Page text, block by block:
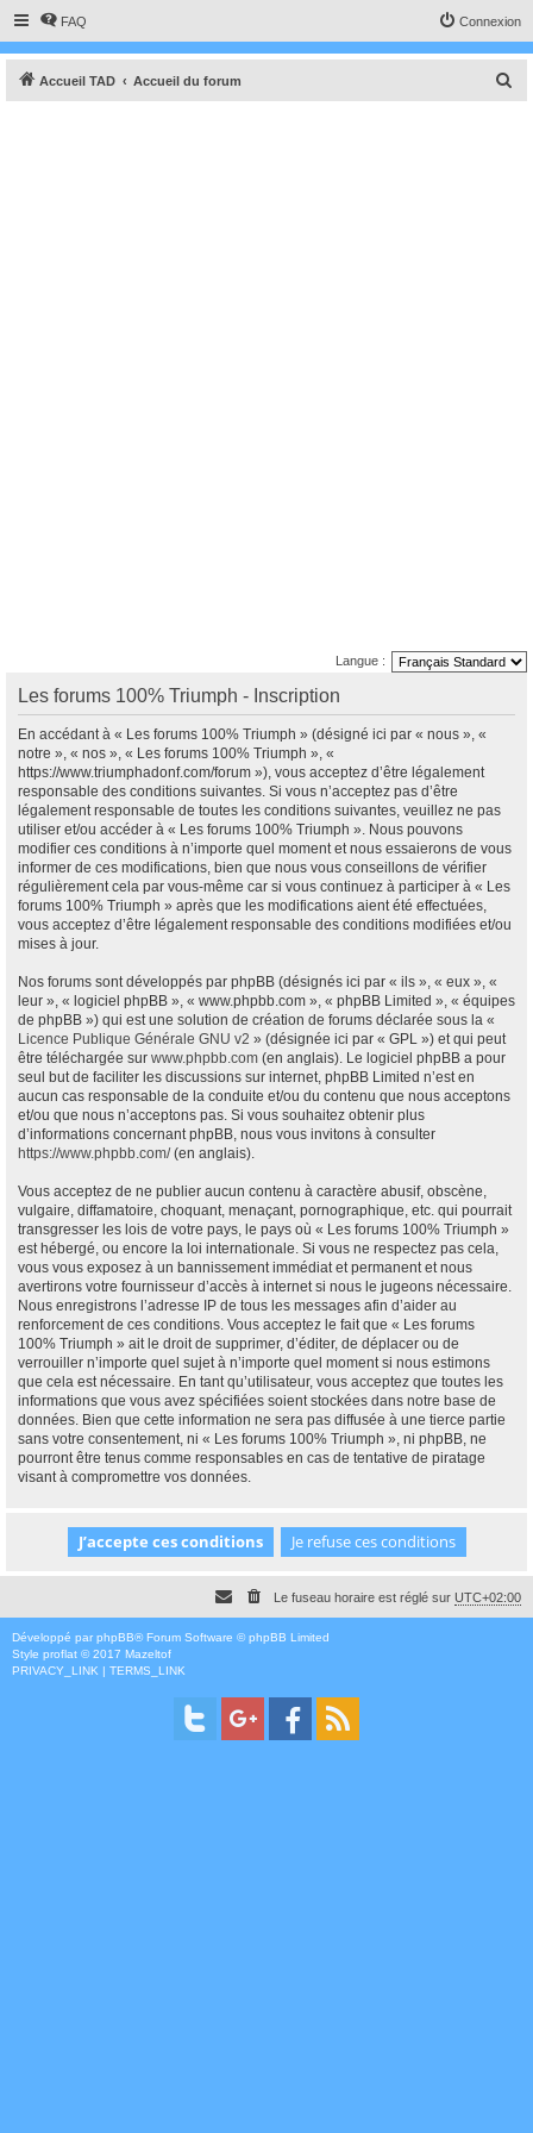
FAQ Connexion
Accueil TAD Accueil du forum
Langue :
Les forums 100% Triumph - Inscription
En accédant à « Les forums 100% Triumph » (désigné ici par « nous », «
notre », « nos », « Les forums 100% Triumph », «
https://www.triumphadonf.com/forum »), vous acceptez d’être légalement
responsable des conditions suivantes. Si vous n’acceptez pas d’être
légalement responsable de toutes les conditions suivantes, veuillez ne pas
utiliser et/ou accéder à « Les forums 100% Triumph ». Nous pouvons
modifier ces conditions à n’importe quel moment et nous essaierons de vous
informer de ces modifications, bien que nous vous conseillons de vérifier
régulièrement cela par vous-même car si vous continuez à participer à « Les
forums 100% Triumph » après que les modifications aient été effectuées,
vous acceptez d’être légalement responsable des conditions modifiées et/ou
mises à jour.
Nos forums sont développés par phpBB (désignés ici par « ils », « eux », «
leur », « logiciel phpBB », « www.phpbb.com », « phpBB Limited », « équipes
de phpBB ») qui est une solution de création de forums déclarée sous la «
Licence Publique Générale GNU v2 » (désignée ici par « GPL ») et qui peut
être téléchargée sur www.phpbb.com (en anglais). Le logiciel phpBB a pour
seul but de faciliter les discussions sur internet, phpBB Limited n’est en
aucun cas responsable de la conduite et/ou du contenu que nous acceptons
et/ou que nous n’acceptons pas. Si vous souhaitez obtenir plus
d’informations concernant phpBB, nous vous invitons à consulter
https://www.phpbb.com/(en anglais).
Vous acceptez de ne publier aucun contenu à caractère abusif, obscène,
vulgaire, diffamatoire, choquant, menaçant, pornographique, etc. qui pourrait
transgresser les lois de votre pays, le pays où « Les forums 100% Triumph »
est hébergé, ou encore la loi internationale. Si vous ne respectez pas cela,
vous vous exposez à un bannissement immédiat et permanent et nous
avertirons votre fournisseur d’accès à internet si nous le jugeons nécessaire.
Nous enregistrons l’adresse IP de tous les messages afin d’aider au
renforcement de ces conditions. Vous acceptez le fait que « Les forums
100% Triumph » ait le droit de supprimer, d’éditer, de déplacer ou de
verrouiller n’importe quel sujet à n’importe quel moment si nous estimons
que cela est nécessaire. En tant qu’utilisateur, vous acceptez que toutes les
informations que vous avez spécifiées soient stockées dans notre base de
données. Bien que cette information ne sera pas diffusée à une tierce partie
sans votre consentement, ni « Les forums 100% Triumph », ni phpBB, ne
pourront être tenus comme responsables en cas de tentative de piratage
visant à compromettre vos données.
Le fuseau horaire est réglé sur UTC+02:00
Développé par phpBB® Forum Software © phpBB Limited
Style proflat © 2017 Mazeltof
PRIVACY_LINK | TERMS_LINK